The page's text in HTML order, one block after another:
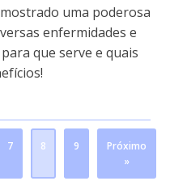
uma poderosa
enfermidades e
que serve e quais
7 8 9
Próximo
»